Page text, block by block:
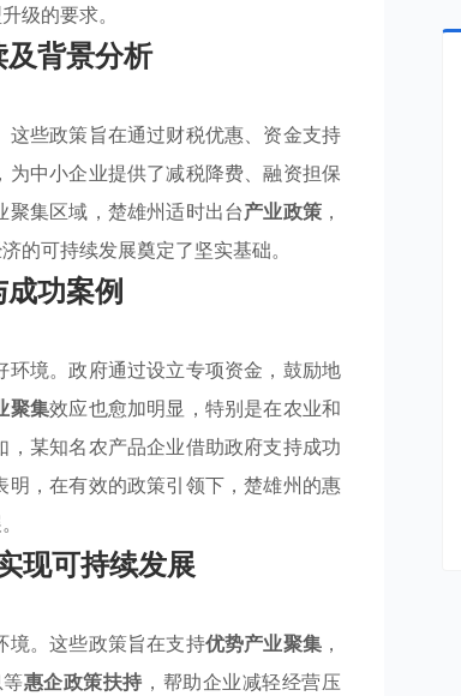
级的要求。
背景分析
这些政策旨在通过财税优惠、资金支持
，为中小企业提供了减税降费、融资担保
集区域，楚雄州适时出台产业政策 ，
的可持续发展奠定了坚实基础。
功案例
境。政府通过设立专项资金，鼓励地
聚集效应也愈加明显，特别是在农业和
某知名农产品企业借助政府支持成功
，在有效的政策引领下，楚雄州的惠
现可持续发展
境。这些政策旨在支持优势产业聚集 ，
惠企政策扶持 ，帮助企业减轻经营压